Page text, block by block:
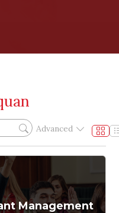
Advanced
Management